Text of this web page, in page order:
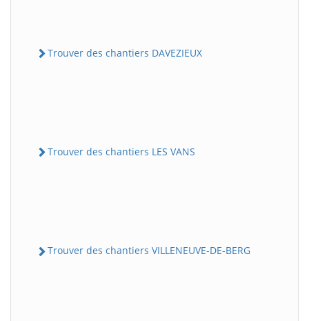
Trouver des chantiers DAVEZIEUX
Trouver des chantiers LES VANS
Trouver des chantiers VILLENEUVE-DE-BERG